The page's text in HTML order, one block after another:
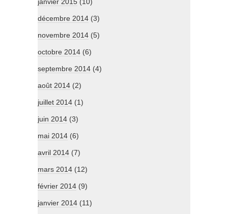
janvier 2015 (10)
décembre 2014 (3)
novembre 2014 (5)
octobre 2014 (6)
septembre 2014 (4)
août 2014 (2)
juillet 2014 (1)
juin 2014 (3)
mai 2014 (6)
avril 2014 (7)
mars 2014 (12)
février 2014 (9)
janvier 2014 (11)